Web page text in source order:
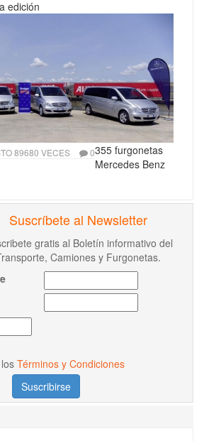
edición
89680 VECES 0355 furgonetas
Mercedes Benz
Suscríbete al Newsletter
gratis al Boletín informativo del
Camiones y Furgonetas.
Términos y Condiciones